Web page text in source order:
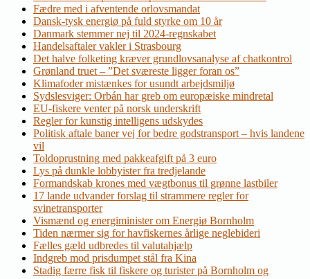
Fædre med i afventende orlovsmandat
Dansk-tysk energiø på fuld styrke om 10 år
Danmark stemmer nej til 2024-regnskabet
Handelsaftaler vakler i Strasbourg
Det halve folketing kræver grundlovsanalyse af chatkontrol
Grønland truet – ”Det sværeste ligger foran os”
Klimafoder mistænkes for usundt arbejdsmiljø
Sydslesviger: Orbán har greb om europæiske mindretal
EU-fiskere venter på norsk underskrift
Regler for kunstig intelligens udskydes
Politisk aftale baner vej for bedre godstransport – hvis landene
vil
Toldoprustning med pakkeafgift på 3 euro
Lys på dunkle lobbyister fra tredjelande
Formandskab krones med vægtbonus til grønne lastbiler
17 lande udvander forslag til strammere regler for
svinetransporter
Vismænd og energiminister om Energiø Bornholm
Tiden nærmer sig for havfiskernes årlige neglebideri
Fælles gæld udbredes til valutahjælp
Indgreb mod prisdumpet stål fra Kina
Stadig færre fisk til fiskere og turister på Bornholm og